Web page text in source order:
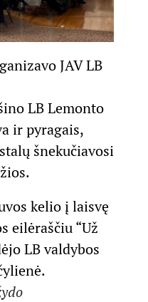
JAV LB
LB Lemonto
ir pyragais,
šnekučiavosi
kelio į laisvę
eilėraščiu “Už
LB valdybos